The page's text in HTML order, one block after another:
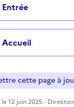
Entrée
Accueil
cette page à
12 juin 2025 -